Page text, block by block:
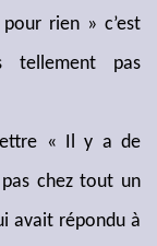
rien » c’est
pas
« Il y a de
pas chez tout un
avait répondu à